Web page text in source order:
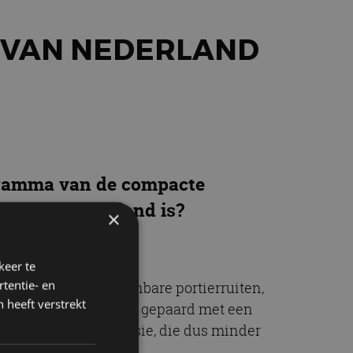
NEDERLAND
van de compacte
van Nederland is?
elektrisch bedienbare portierruiten,
extra’s gaan wel gepaard met een
vorige instapversie, die dus minder
×
te
en
heeft verstrekt